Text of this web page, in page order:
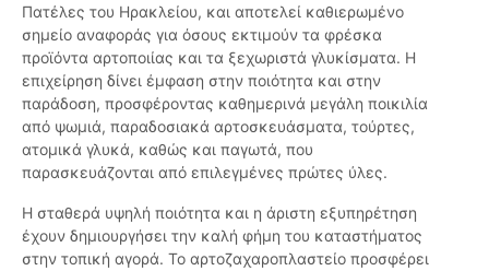
Πατέλες του Ηρακλείου, και αποτελεί καθιερωμένο
σημείο αναφοράς για όσους εκτιμούν τα φρέσκα
προϊόντα αρτοποιίας και τα ξεχωριστά γλυκίσματα. Η
επιχείρηση δίνει έμφαση στην ποιότητα και στην
παράδοση, προσφέροντας καθημερινά μεγάλη ποικιλία
από ψωμιά, παραδοσιακά αρτοσκευάσματα, τούρτες,
ατομικά γλυκά, καθώς και παγωτά, που
παρασκευάζονται από επιλεγμένες πρώτες ύλες.
Η σταθερά υψηλή ποιότητα και η άριστη εξυπηρέτηση
έχουν δημιουργήσει την καλή φήμη του καταστήματος
στην τοπική αγορά. Το αρτοζαχαροπλαστείο προσφέρει